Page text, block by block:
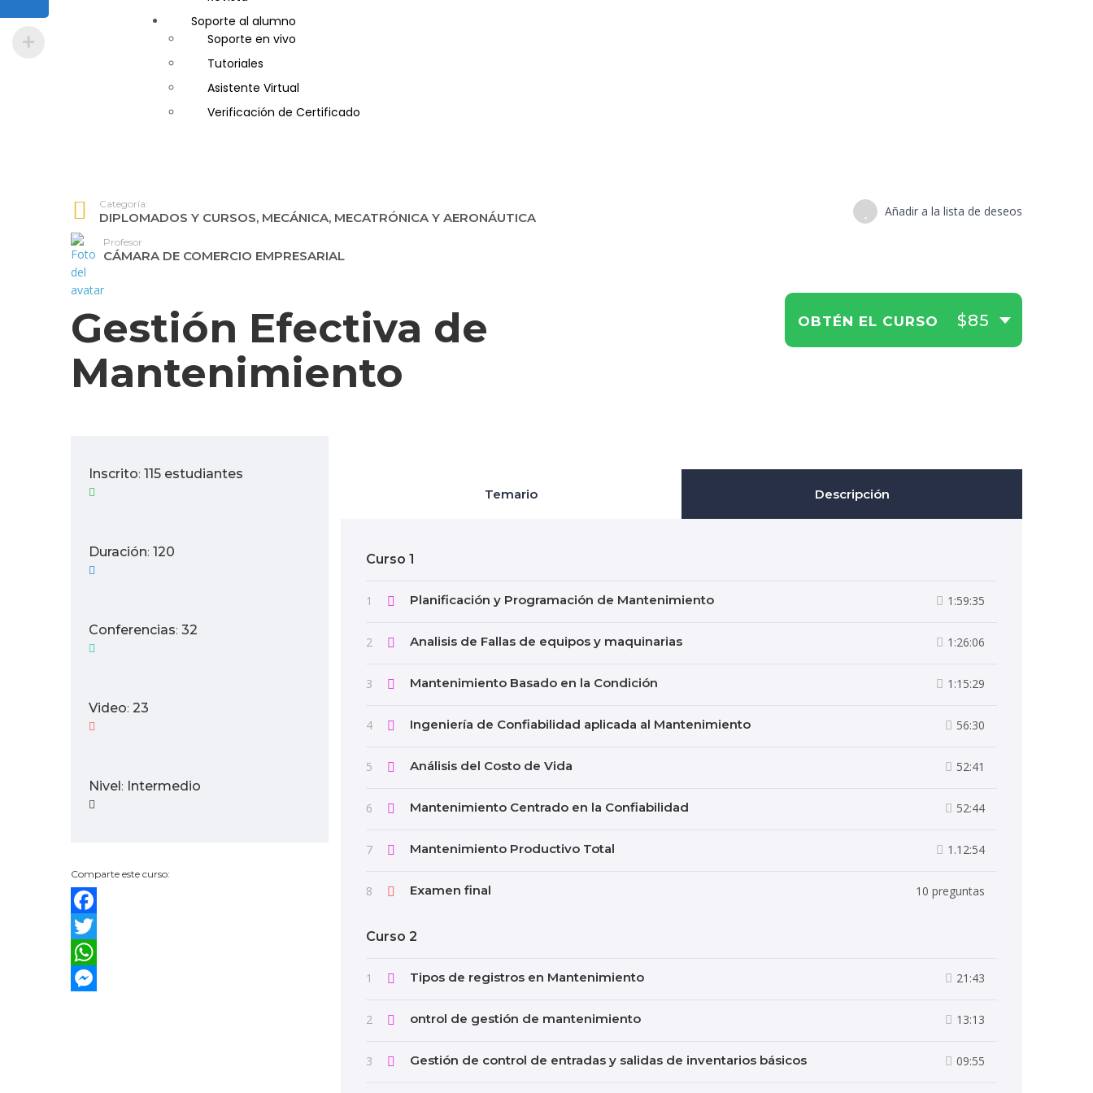
Guía de Turismo
Inglés Americano
Marketing y Publicidad
Medio Ambiente y Seguridad
Plataforma Bancaria y Comercial
Visitador Médico
Soporte al alumno
Soporte en vivo
Tutoriales
Asistente Virtual
Verificación de Certificado
Categoría:
DIPLOMADOS Y CURSOS, MECÁNICA, MECATRÓNICA Y AERONÁUTICA
Profesor
CÁMARA DE COMERCIO EMPRESARIAL
Añadir a la lista de deseos
Gestión Efectiva de
Mantenimiento
OBTÉN EL CURSO $85
Inscrito: 115 estudiantes
Duración: 120
Conferencias: 32
Video: 23
Nivel: Intermedio
Comparte este curso:
Facebook
Twitter
WhatsApp
Temario Descripción
Curso 1
1 Planificación y Programación de Mantenimiento 1:59:35
2 Analisis de Fallas de equipos y maquinarias 1:26:06
3 Mantenimiento Basado en la Condición 1:15:29
4 Ingeniería de Confiabilidad aplicada al Mantenimiento 56:30
5 Análisis del Costo de Vida 52:41
6 Mantenimiento Centrado en la Confiabilidad 52:44
7 Mantenimiento Productivo Total 1.12:54
8 Examen final 10 preguntas
Curso 2
1 Tipos de registros en Mantenimiento 21:43
2 ontrol de gestión de mantenimiento 13:13
3 Gestión de control de entradas y salidas de inventarios básicos 09:55